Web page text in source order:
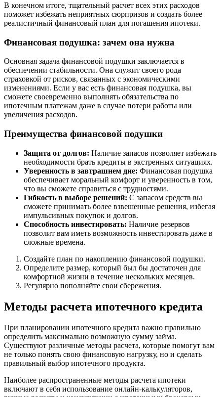
В конечном итоге, тщательный расчет всех этих расходов
поможет избежать неприятных сюрпризов и создать более
реалистичный финансовый план для погашения ипотеки.
Финансовая подушка: зачем она нужна
Основная задача финансовой подушки заключается в
обеспечении стабильности. Она служит своего рода
страховкой от рисков, связанных с экономическими
изменениями. Если у вас есть финансовая подушка, вы
сможете своевременно выполнять обязательства по
ипотечным платежам даже в случае потери работы или
увеличения расходов.
Преимущества финансовой подушки
Защита от долгов: Наличие запасов позволяет избежать
необходимости брать кредиты в экстренных ситуациях.
Уверенность в завтрашнем дне: Финансовая подушка
обеспечивает моральный комфорт и уверенность в том,
что вы сможете справиться с трудностями.
Гибкость в выборе решений: С запасом средств вы
сможете принимать более взвешенные решения, избегая
импульсивных покупок и долгов.
Способность инвестировать: Наличие резервов
позволит вам иметь возможность инвестировать даже в
сложные времена.
Создайте план по накоплению финансовой подушки.
Определите размер, который был бы достаточен для
комфортной жизни в течение нескольких месяцев.
Регулярно пополняйте свои сбережения.
Методы расчета ипотечного кредита
При планировании ипотечного кредита важно правильно
определить максимально возможную сумму займа.
Существуют различные методы расчета, которые помогут вам
не только понять свою финансовую нагрузку, но и сделать
правильный выбор ипотечного продукта.
Наиболее распространенные методы расчета ипотеки
включают в себя использование онлайн-калькуляторов,